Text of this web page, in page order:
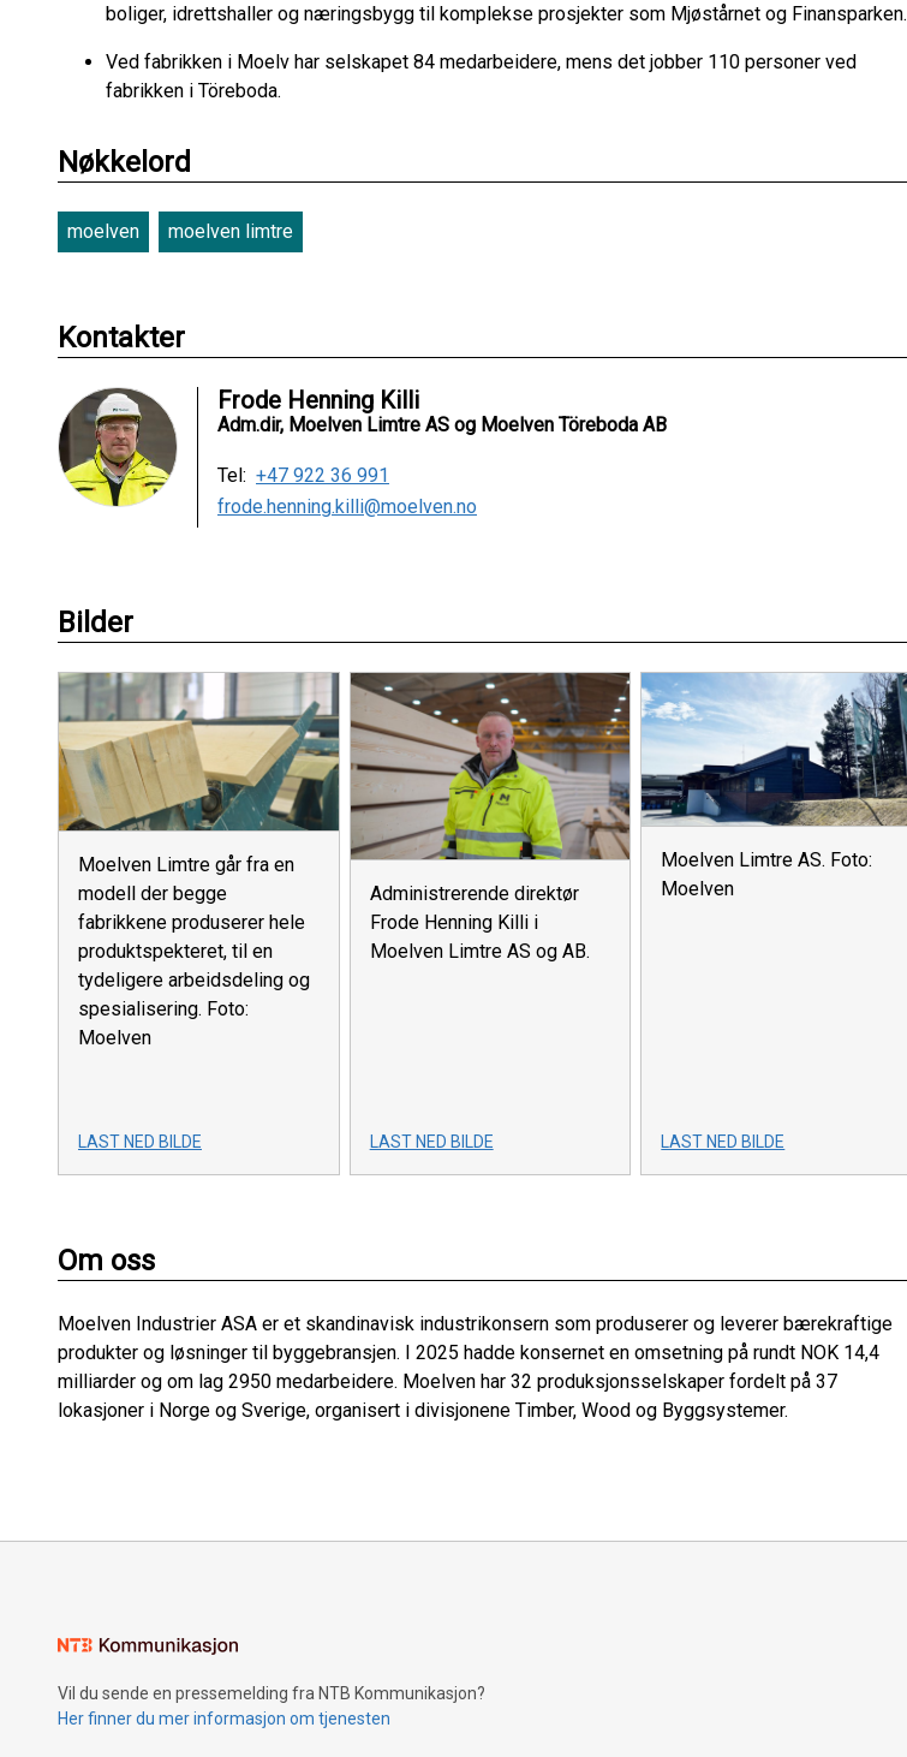
boliger, idrettshaller og næringsbygg til komplekse prosjekter som Mjøstårnet og Finansparken.
Ved fabrikken i Moelv har selskapet 84 medarbeidere, mens det jobber 110 personer ved
fabrikken i Töreboda.
Nøkkelord
moelven moelven limtre
Kontakter
Frode Henning Killi
Adm.dir, Moelven Limtre AS og Moelven Töreboda AB
Tel: +47 922 36 991
frode.henning.killi@moelven.no
Bilder
Moelven Limtre går fra en
modell der begge
fabrikkene produserer hele
produktspekteret, til en
tydeligere arbeidsdeling og
spesialisering. Foto:
Moelven
LAST NED BILDE
Administrerende direktør
Frode Henning Killi i
Moelven Limtre AS og AB.
LAST NED BILDE
Moelven Limtre AS. Foto:
Moelven
LAST NED BILDE
Om oss
Moelven Industrier ASA er et skandinavisk industrikonsern som produserer og leverer bærekraftige
produkter og løsninger til byggebransjen. I 2025 hadde konsernet en omsetning på rundt NOK 14,4
milliarder og om lag 2950 medarbeidere. Moelven har 32 produksjonsselskaper fordelt på 37
lokasjoner i Norge og Sverige, organisert i divisjonene Timber, Wood og Byggsystemer.
Vil du sende en pressemelding fra NTB Kommunikasjon?
Her finner du mer informasjon om tjenesten